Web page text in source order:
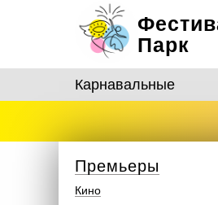
Парк
Карнавальные
Премьеры
Кино